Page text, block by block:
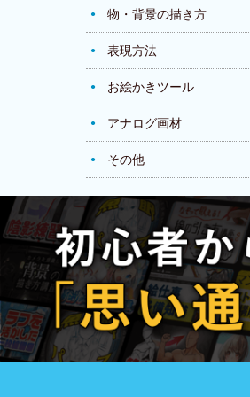
物・背景の描き方
表現方法
お絵かきツール
アナログ画材
その他